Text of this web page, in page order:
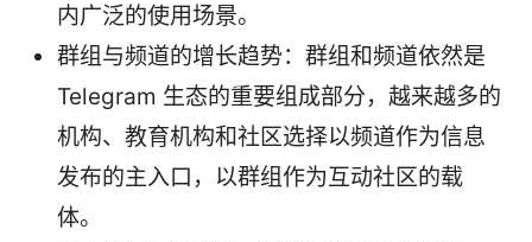
内广泛的使用场景。
群组与频道的增长趋势：群组和频道依然是
Telegram 生态的重要组成部分，越来越多的
机构、教育机构和社区选择以频道作为信息
发布的主入口，以群组作为互动社区的载
体。